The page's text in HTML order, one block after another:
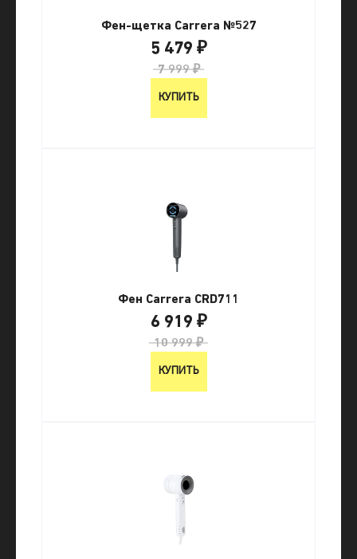
Фен-щетка Carrera №527
5 479 ₽
7 999 ₽
КУПИТЬ
Фен Carrera CRD711
6 919 ₽
10 999 ₽
КУПИТЬ